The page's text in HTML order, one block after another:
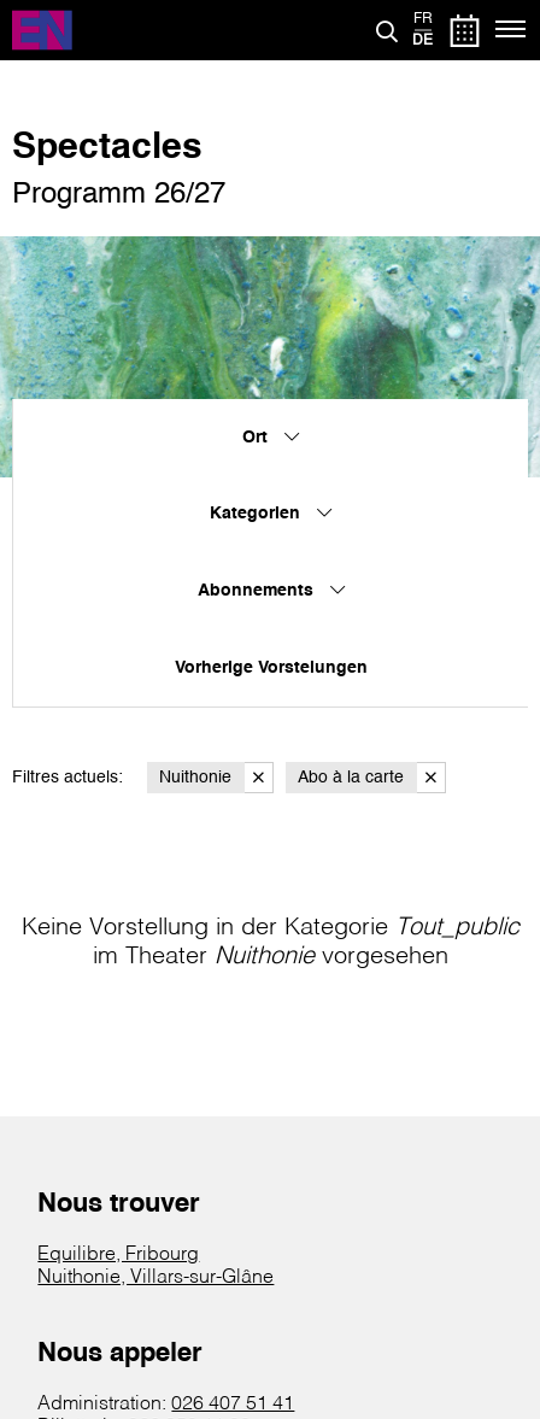
Direkt
zum
Inhalt
FR
DE
Spectacles
Programm 26/27
Ort
Kategorien
Abonnements
Vorherige Vorstelungen
Filtres actuels: Nuithonie Abo à la carte
Keine Vorstellung in der Kategorie Tout_public
im Theater Nuithonievorgesehen
Nous trouver
Equilibre, Fribourg
Nuithonie, Villars-sur-Glâne
Nous appeler
Administration:026 407 51 41